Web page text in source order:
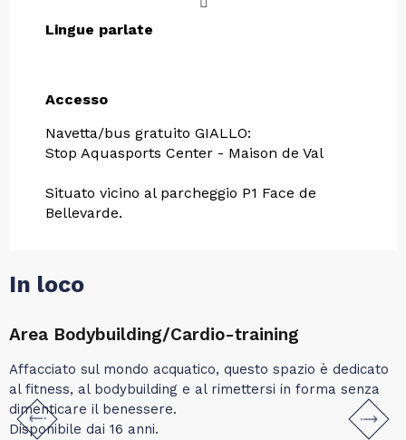
Lingue parlate
Lingue parlate
Accesso
Accesso
Navetta/bus gratuito GIALLO:
Stop Aquasports Center - Maison de Val
Situato vicino al parcheggio P1 Face de
Bellevarde.
In loco
Area Bodybuilding/Cardio-training
Affacciato sul mondo acquatico, questo spazio è dedicato
al fitness, al bodybuilding e al rimettersi in forma senza
dimenticare il benessere.
Disponibile dai 16 anni.